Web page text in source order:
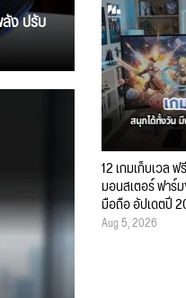
ง ปรับ
12 เกมเก็บเวล
มอนสเตอร์ ฟาร์
มือถือ อัปเดตปี
Aug 5, 2026